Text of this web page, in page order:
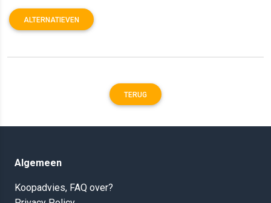
ALTERNATIEVEN
TERUG
Algemeen
Koopadvies, FAQ over?